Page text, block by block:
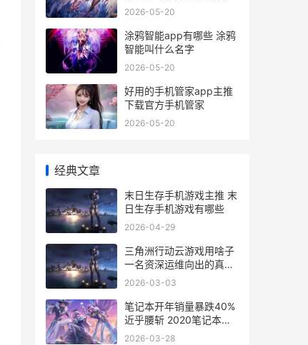
app
2026-05-20
涂鸦智能app有哪些 涂鸦
智能叫什么名字
2026-05-20
好用的手机管家app主推
下载官方手机管家
2026-05-20
经典文章
末日生存手机游戏主推 末
日生存手机游戏有哪些
2026-04-29
三角洲行动云游戏用啥子
一名资深运维向出的真心
提议 三角洲行动云游戏立
2026-03-03
笔记本开年销量暴跌40%
近乎腰斩 2020笔记本电
脑销量统计
2026-03-28